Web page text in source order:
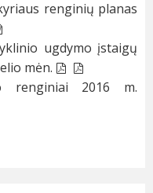
renginių planas
ugdymo įstaigų
mėn.
renginiai 2016 m.